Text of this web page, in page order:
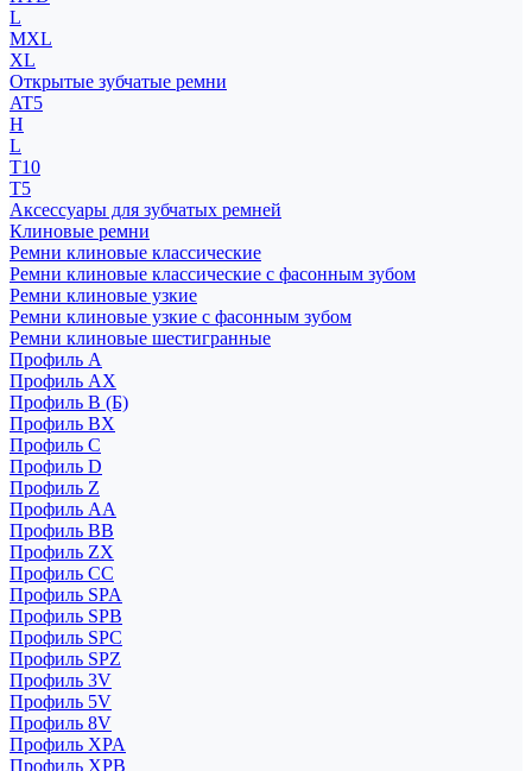
L
MXL
XL
Открытые зубчатые ремни
AT5
H
L
T10
T5
Аксессуары для зубчатых ремней
Клиновые ремни
Ремни клиновые классические
Ремни клиновые классические с фасонным зубом
Ремни клиновые узкие
Ремни клиновые узкие с фасонным зубом
Ремни клиновые шестигранные
Профиль A
Профиль AX
Профиль B (Б)
Профиль BX
Профиль C
Профиль D
Профиль Z
Профиль АА
Профиль BB
Профиль ZX
Профиль CC
Профиль SPA
Профиль SPB
Профиль SPC
Профиль SPZ
Профиль 3V
Профиль 5V
Профиль 8V
Профиль XPA
Профиль XPB